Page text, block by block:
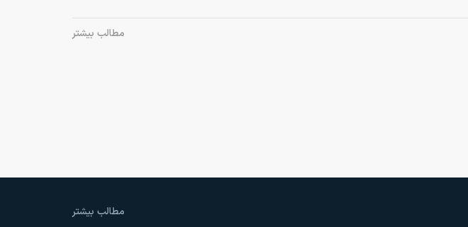
مطالب بیشتر
مطالب بیشتر